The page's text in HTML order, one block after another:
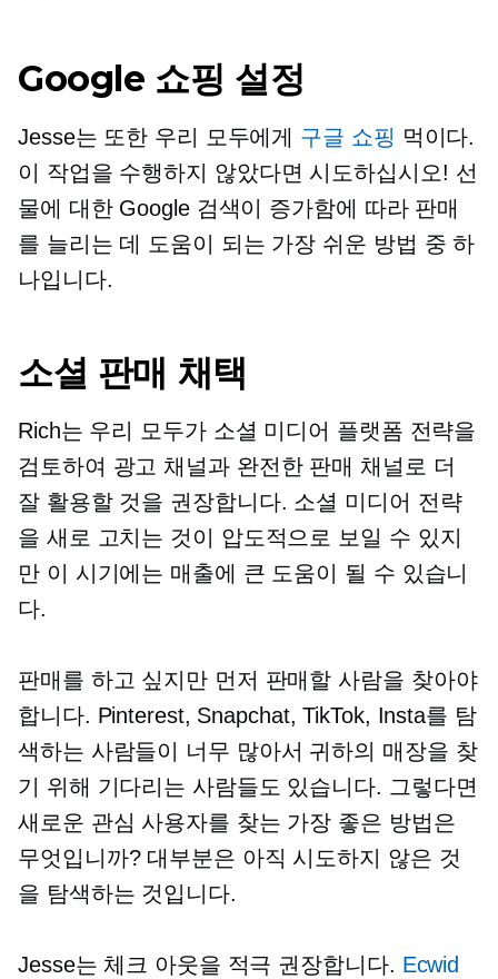
Google 쇼핑 설정
Jesse는 또한 우리 모두에게 구글 쇼핑 먹이다.
이 작업을 수행하지 않았다면 시도하십시오! 선
물에 대한 Google 검색이 증가함에 따라 판매
를 늘리는 데 도움이 되는 가장 쉬운 방법 중 하
나입니다.
소셜 판매 채택
Rich는 우리 모두가 소셜 미디어 플랫폼 전략을
검토하여 광고 채널과 완전한 판매 채널로 더
잘 활용할 것을 권장합니다. 소셜 미디어 전략
을 새로 고치는 것이 압도적으로 보일 수 있지
만 이 시기에는 매출에 큰 도움이 될 수 있습니
다.
판매를 하고 싶지만 먼저 판매할 사람을 찾아야
합니다. Pinterest, Snapchat, TikTok, Insta를 탐
색하는 사람들이 너무 많아서 귀하의 매장을 찾
기 위해 기다리는 사람들도 있습니다. 그렇다면
새로운 관심 사용자를 찾는 가장 좋은 방법은
무엇입니까? 대부분은 아직 시도하지 않은 것
을 탐색하는 것입니다.
Jesse는 체크 아웃을 적극 권장합니다. Ecwid